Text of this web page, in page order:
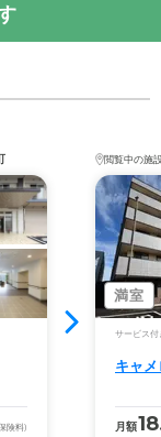
険料)
閲覧中の施
満室
サービス付
キャ
月額